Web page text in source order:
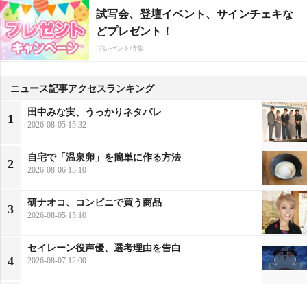
試写会、登壇イベント、サインチェキな
どプレゼント！
プレゼント特集
ニュース記事アクセスランキング
1
田中みな実、うっかりネタバレ
2026-08-05 15:32
2
自宅で「温泉卵」を簡単に作る方法
2026-08-06 15:10
3
研ナオコ、コンビニで買う商品
2026-08-05 15:10
4
セイレーン役声優、選考理由を告白
2026-08-07 12:00